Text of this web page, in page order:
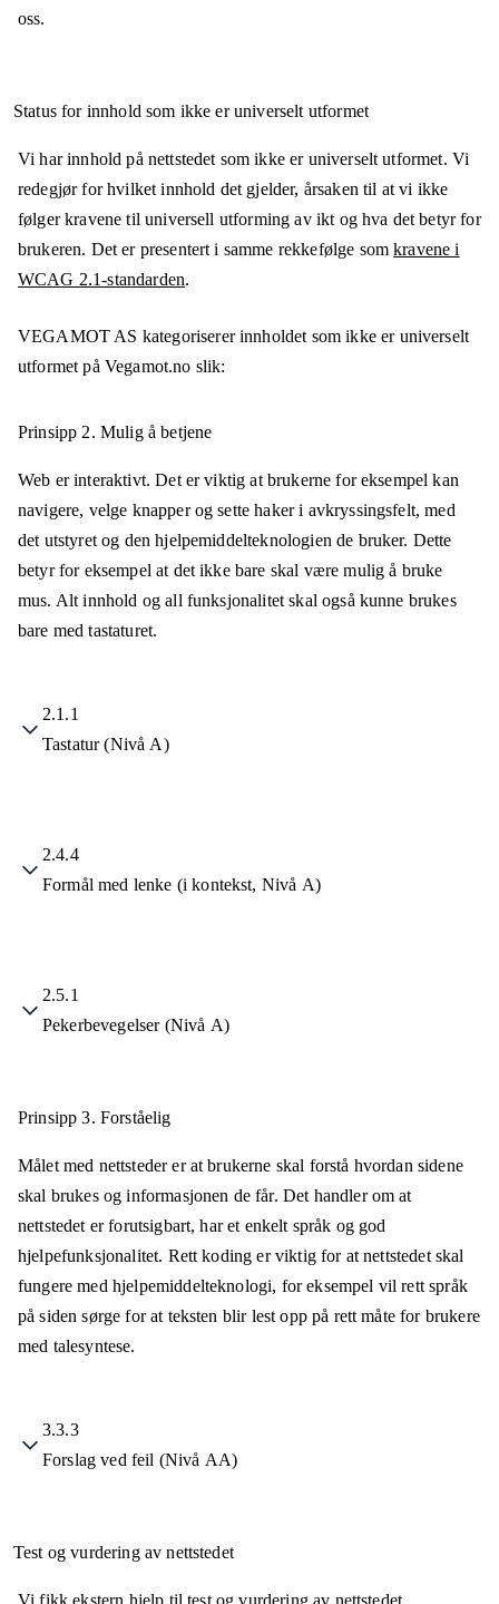
oss.
Status for innhold som ikke er universelt utformet
Vi har innhold på nettstedet som ikke er universelt utformet. Vi
redegjør for hvilket innhold det gjelder, årsaken til at vi ikke
følger kravene til universell utforming av ikt og hva det betyr for
brukeren. Det er presentert i samme rekkefølge somkravene i
WCAG 2.1-standarden.
VEGAMOT AS kategoriserer innholdet som ikke er universelt
utformet på Vegamot.no slik:
Prinsipp 2. Mulig å betjene
Web er interaktivt. Det er viktig at brukerne for eksempel kan
navigere, velge knapper og sette haker i avkryssingsfelt, med
det utstyret og den hjelpemiddelteknologien de bruker. Dette
betyr for eksempel at det ikke bare skal være mulig å bruke
mus. Alt innhold og all funksjonalitet skal også kunne brukes
bare med tastaturet.
2.1.1
Tastatur (Nivå A)
2.4.4
Formål med lenke (i kontekst, Nivå A)
2.5.1
Pekerbevegelser (Nivå A)
Prinsipp 3. Forståelig
Målet med nettsteder er at brukerne skal forstå hvordan sidene
skal brukes og informasjonen de får. Det handler om at
nettstedet er forutsigbart, har et enkelt språk og god
hjelpefunksjonalitet. Rett koding er viktig for at nettstedet skal
fungere med hjelpemiddelteknologi, for eksempel vil rett språk
på siden sørge for at teksten blir lest opp på rett måte for brukere
med talesyntese.
3.3.3
Forslag ved feil (Nivå AA)
Test og vurdering av nettstedet